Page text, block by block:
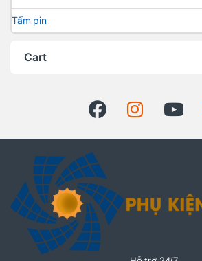
Tấm pin
Cart